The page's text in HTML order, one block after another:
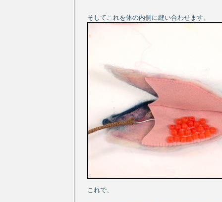
そしてこれを体の内側に縫い合わせます。
これで、